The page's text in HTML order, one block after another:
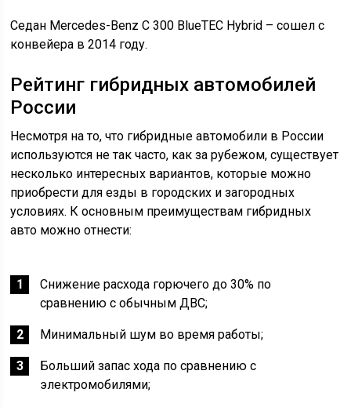
Седан Mercedes-Benz C 300 BlueTEC Hybrid – сошел с
конвейера в 2014 году.
Рейтинг гибридных автомобилей
России
Несмотря на то, что гибридные автомобили в России
используются не так часто, как за рубежом, существует
несколько интересных вариантов, которые можно
приобрести для езды в городских и загородных
условиях. К основным преимуществам гибридных
авто можно отнести:
Снижение расхода горючего до 30% по
сравнению с обычным ДВС;
Минимальный шум во время работы;
Больший запас хода по сравнению с
электромобилями;